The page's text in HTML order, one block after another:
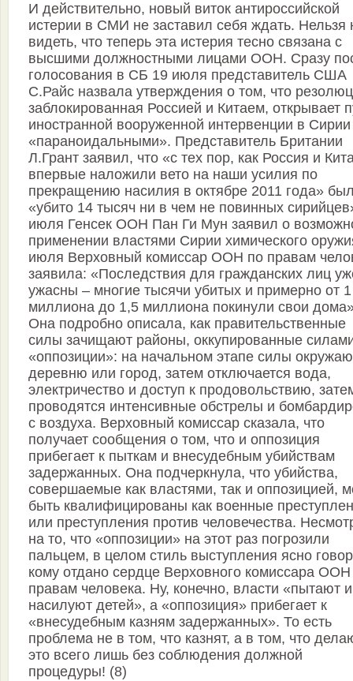
И действительно, новый виток антироссийской
истерии в СМИ не заставил себя ждать. Нельзя
видеть, что теперь эта истерия тесно связана с
высшими должностными лицами ООН. Сразу
голосования в СБ 19 июля представитель США
С.Райс назвала утверждения о том, что
заблокированная Россией и Китаем, открывает
иностранной вооруженной интервенции в Сирии
«параноидальными». Представитель Британии
Л.Грант заявил, что «с тех пор, как Россия и
впервые наложили вето на наши усилия по
прекращению насилия в октябре 2011 года»
«убито 14 тысяч ни в чем не повинных
июля Генсек ООН Пан Ги Мун заявил о
применении властями Сирии химического
июля Верховный комиссар ООН по правам
заявила: «Последствия для гражданских лиц
ужасны – многие тысячи убитых и примерно от 1
миллиона до 1,5 миллиона покинули свои
Она подробно описала, как правительственные
силы зачищают районы, оккупированные
«оппозиции»: на начальном этапе силы
деревню или город, затем отключается вода,
электричество и доступ к продовольствию,
проводятся интенсивные обстрелы и
с воздуха. Верховный комиссар сказала, что
получает сообщения о том, что и оппозиция
прибегает к пыткам и внесудебным убийствам
задержанных. Она подчеркнула, что убийства,
совершаемые как властями, так и оппозицией,
быть квалифицированы как военные
или преступления против человечества.
на то, что «оппозиции» на этот раз погрозили
пальцем, в целом стиль выступления ясно
кому отдано сердце Верховного комиссара
правам человека. Ну, конечно, власти «пытают и
насилуют детей», а «оппозиция» прибегает к
«внесудебным казням задержанных». То есть
проблема не в том, что казнят, а в том, что
это всего лишь без соблюдения должной
процедуры! (8)